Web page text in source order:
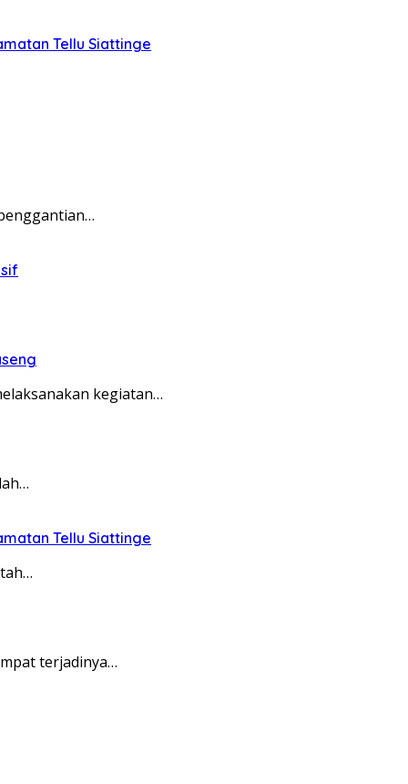
Tellu Siattinge
kegiatan…
Tellu Siattinge
terjadinya…